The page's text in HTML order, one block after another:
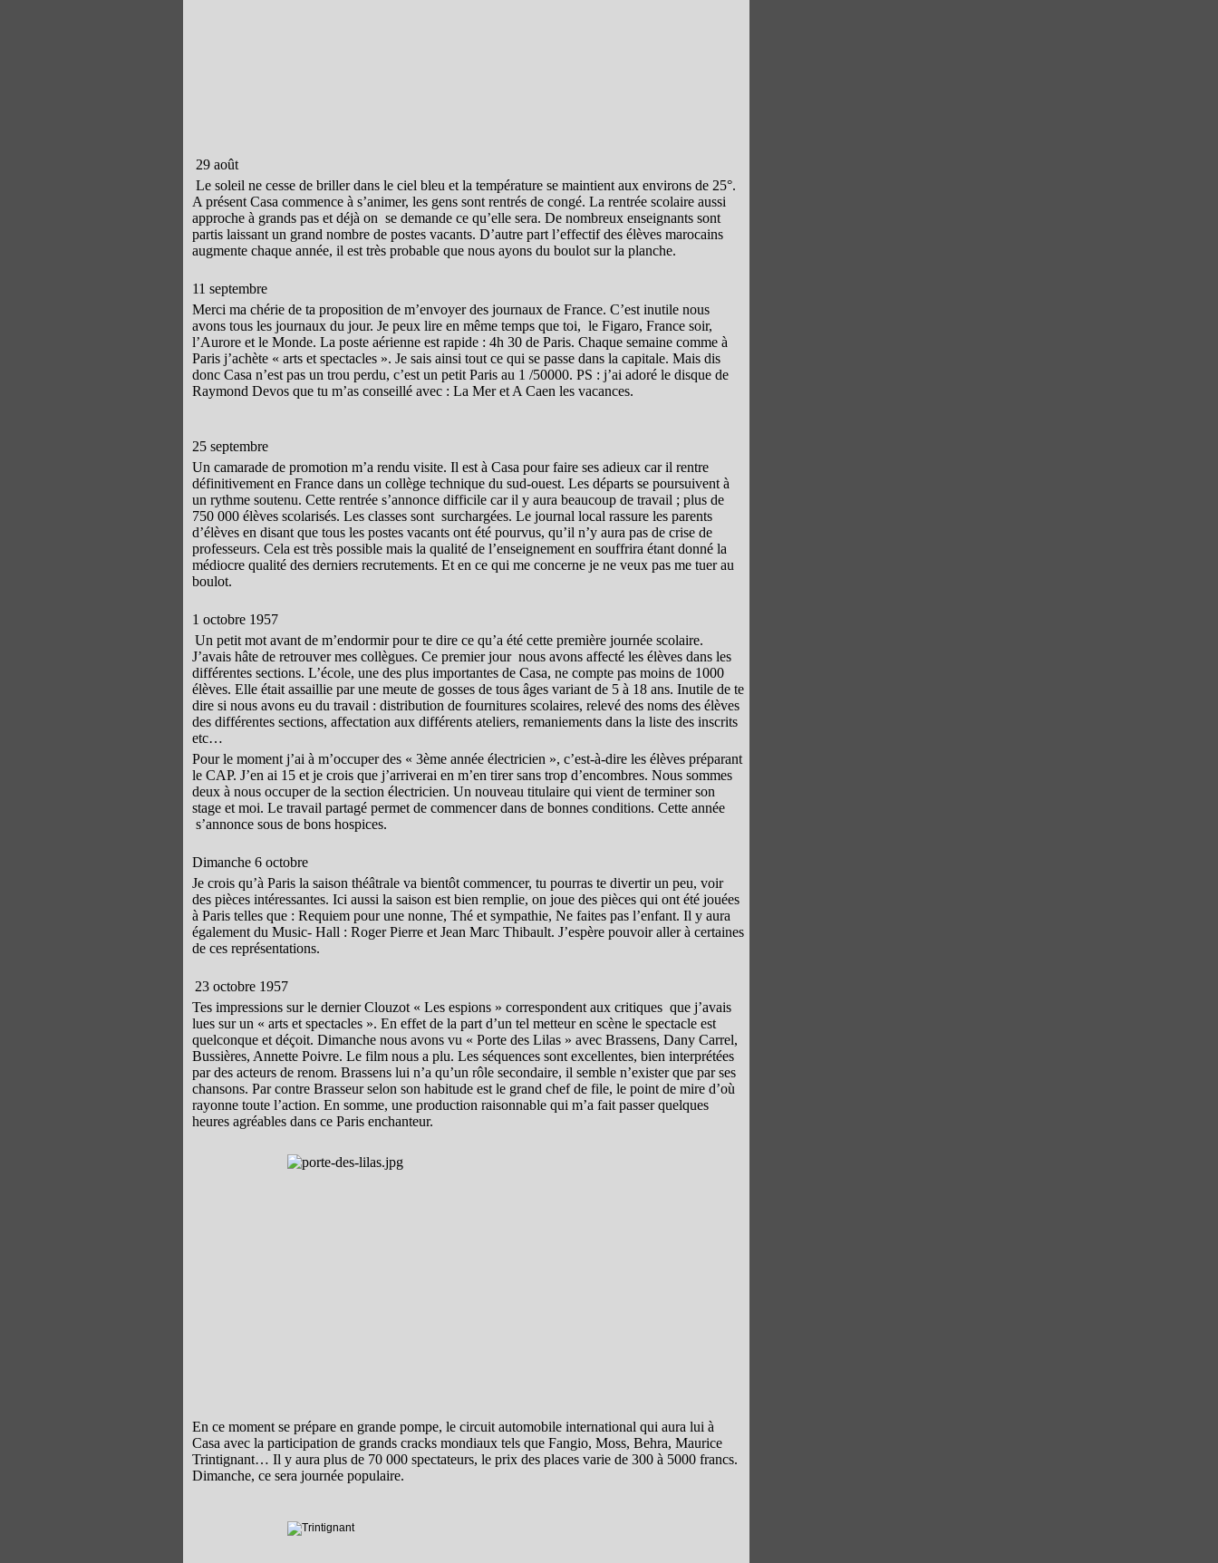
29 août
Le soleil ne cesse de briller dans le ciel bleu et la température se maintient aux environs de 25°.
A présent Casa commence à s’animer, les gens sont rentrés de congé. La rentrée scolaire aussi
approche à grands pas et déjà on se demande ce qu’elle sera. De nombreux enseignants sont
partis laissant un grand nombre de postes vacants. D’autre part l’effectif des élèves marocains
augmente chaque année, il est très probable que nous ayons du boulot sur la planche.
11 septembre
Merci ma chérie de ta proposition de m’envoyer des journaux de France. C’est inutile nous
avons tous les journaux du jour. Je peux lire en même temps que toi, le Figaro, France soir,
l’Aurore et le Monde. La poste aérienne est rapide : 4h 30 de Paris. Chaque semaine comme à
Paris j’achète « arts et spectacles ». Je sais ainsi tout ce qui se passe dans la capitale. Mais dis
donc Casa n’est pas un trou perdu, c’est un petit Paris au 1 /50000. PS : j’ai adoré le disque de
Raymond Devos que tu m’as conseillé avec : La Mer et A Caen les vacances.
25 septembre
Un camarade de promotion m’a rendu visite. Il est à Casa pour faire ses adieux car il rentre
définitivement en France dans un collège technique du sud-ouest. Les départs se poursuivent à
un rythme soutenu. Cette rentrée s’annonce difficile car il y aura beaucoup de travail ; plus de
750 000 élèves scolarisés. Les classes sont surchargées. Le journal local rassure les parents
d’élèves en disant que tous les postes vacants ont été pourvus, qu’il n’y aura pas de crise de
professeurs. Cela est très possible mais la qualité de l’enseignement en souffrira étant donné la
médiocre qualité des derniers recrutements. Et en ce qui me concerne je ne veux pas me tuer au
boulot.
1 octobre 1957
Un petit mot avant de m’endormir pour te dire ce qu’a été cette première journée scolaire.
J’avais hâte de retrouver mes collègues. Ce premier jour nous avons affecté les élèves dans les
différentes sections. L’école, une des plus importantes de Casa, ne compte pas moins de 1000
élèves. Elle était assaillie par une meute de gosses de tous âges variant de 5 à 18 ans. Inutile de te
dire si nous avons eu du travail : distribution de fournitures scolaires, relevé des noms des élèves
des différentes sections, affectation aux différents ateliers, remaniements dans la liste des inscrits
etc…
Pour le moment j’ai à m’occuper des « 3ème année électricien », c’est-à-dire les élèves préparant
le CAP. J’en ai 15 et je crois que j’arriverai en m’en tirer sans trop d’encombres. Nous sommes
deux à nous occuper de la section électricien. Un nouveau titulaire qui vient de terminer son
stage et moi. Le travail partagé permet de commencer dans de bonnes conditions. Cette année
s’annonce sous de bons hospices.
Dimanche 6 octobre
Je crois qu’à Paris la saison théâtrale va bientôt commencer, tu pourras te divertir un peu, voir
des pièces intéressantes. Ici aussi la saison est bien remplie, on joue des pièces qui ont été jouées
à Paris telles que : Requiem pour une nonne, Thé et sympathie, Ne faites pas l’enfant. Il y aura
également du Music- Hall : Roger Pierre et Jean Marc Thibault. J’espère pouvoir aller à certaines
de ces représentations.
23 octobre 1957
Tes impressions sur le dernier Clouzot « Les espions » correspondent aux critiques que j’avais
lues sur un « arts et spectacles ». En effet de la part d’un tel metteur en scène le spectacle est
quelconque et déçoit. Dimanche nous avons vu « Porte des Lilas » avec Brassens, Dany Carrel,
Bussières, Annette Poivre. Le film nous a plu. Les séquences sont excellentes, bien interprétées
par des acteurs de renom. Brassens lui n’a qu’un rôle secondaire, il semble n’exister que par ses
chansons. Par contre Brasseur selon son habitude est le grand chef de file, le point de mire d’où
rayonne toute l’action. En somme, une production raisonnable qui m’a fait passer quelques
heures agréables dans ce Paris enchanteur.
En ce moment se prépare en grande pompe, le circuit automobile international qui aura lui à
Casa avec la participation de grands cracks mondiaux tels que Fangio, Moss, Behra, Maurice
Trintignant… Il y aura plus de 70 000 spectateurs, le prix des places varie de 300 à 5000 francs.
Dimanche, ce sera journée populaire.